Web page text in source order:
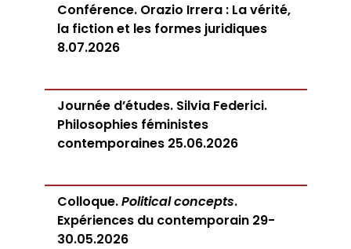
Conférence. Orazio Irrera : La vérité,
la fiction et les formes juridiques
8.07.2026
Journée d’études. Silvia Federici.
Philosophies féministes
contemporaines 25.06.2026
Colloque.Political concepts.
Expériences du contemporain 29-
30.05.2026